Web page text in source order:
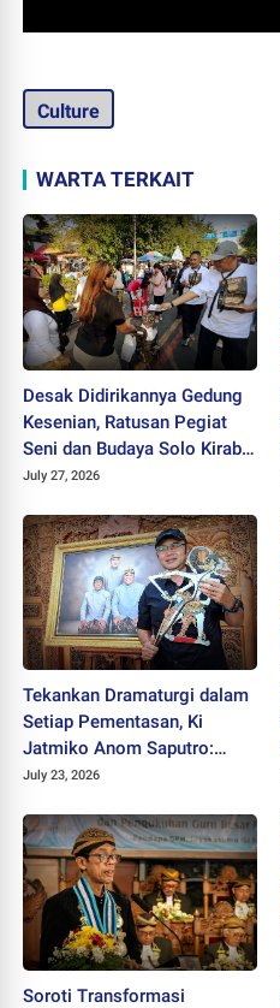
Culture
WARTA TERKAIT
Desak Didirikannya Gedung
Kesenian, Ratusan Pegiat
Seni dan Budaya Solo Kirab
di CFD
July 27, 2026
Tekankan Dramaturgi dalam
Setiap Pementasan, Ki
Jatmiko Anom Saputro:
Wayang Bukan Cuma
July 23, 2026
Soroti Transformasi